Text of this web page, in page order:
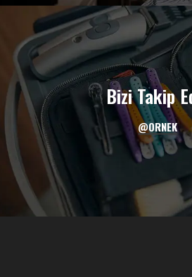
Bizi Takip
@ORNEK